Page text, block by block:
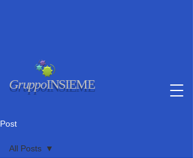
GruppoINSIEME
Post
All Posts